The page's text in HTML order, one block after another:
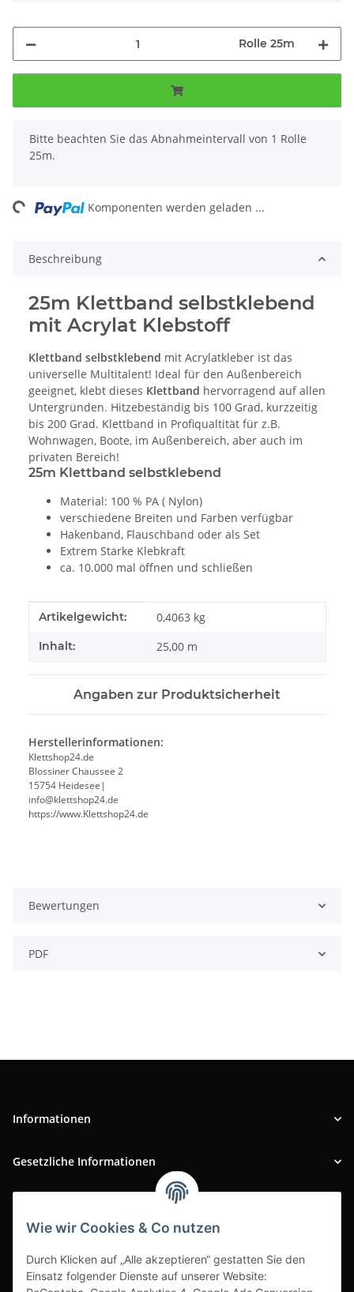
Wie wir Cookies & Co nutzen
Durch Klicken auf „Alle akzeptieren“ gestatten Sie den
Einsatz folgender Dienste auf unserer Website:
Rolle 25m
x
Bitte beachten Sie das Abnahmeintervall von 1 Rolle
25m.
Komponenten werden geladen ...
Beschreibung
25m Klettband selbstklebend
mit Acrylat Klebstoff
Klettband selbstklebend mit Acrylatkleber ist das
universelle Multitalent! Ideal für den Außenbereich
geeignet, klebt dieses Klettband hervorragend auf allen
Untergründen. Hitzebeständig bis 100 Grad, kurzzeitig
bis 200 Grad. Klettband in Profiqualtität für z.B.
Wohnwagen, Boote, im Außenbereich, aber auch im
privaten Bereich!
25m Klettband selbstklebend
Material: 100 % PA ( Nylon)
verschiedene Breiten und Farben verfügbar
Hakenband, Flauschband oder als Set
Extrem Starke Klebkraft
ca. 10.000 mal öffnen und schließen
Produkteigenschaft
Wert
Artikelgewicht: 0,4063 kg
Inhalt: 25,00 m
Angaben zur Produktsicherheit
Herstellerinformationen:
Klettshop24.de
Blossiner Chaussee 2
15754 Heidesee|
info@klettshop24.de
https://www.Klettshop24.de
Bewertungen
PDF
Informationen
Gesetzliche Informationen